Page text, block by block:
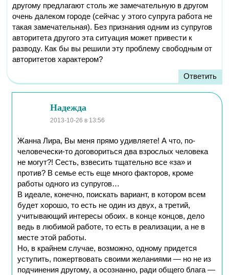
другому предлагают столь же замечательную в другом
очень далеком городе (сейчас у этого супруга работа не
такая замечательная). Без признания одним из супругов
авторитета другого эта ситуация может привести к
разводу. Как бы вы решили эту проблему свободным от
авторитетов характером?
Ответить
Надежда
2013-10-26 в 13:56
Жанна Лира, Вы меня прямо удивляете! А что, по-
человечески-то договориться два взрослых человека
не могут?! Сесть, взвесить тщательно все «за» и
против? В семье есть еще много факторов, кроме
работы одного из супругов…
В идеале, конечно, поискать вариант, в котором всем
будет хорошо, то есть не один из двух, а третий,
учитывающий интересы обоих. в конце концов, дело
ведь в любимой работе, то есть в реализации, а не в
месте этой работы.
Но, в крайнем случае, возможно, одному придется
уступить, пожертвовать своими желаниями — но не из
подчинения другому, а осознанно, ради общего блага —